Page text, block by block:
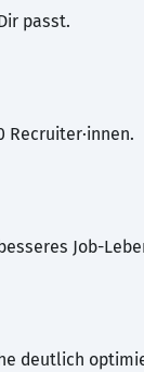
passt.
Recruiter·innen.
Job-
deutlich